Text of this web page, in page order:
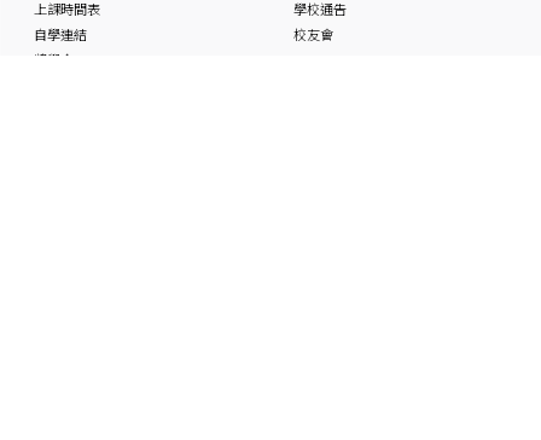
上課時間表
自學連結
獎學金
學校通告
校友會